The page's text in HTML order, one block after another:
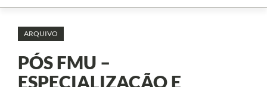
ARQUIVO
PÓS FMU –
ESPECIALIZAÇÃO E